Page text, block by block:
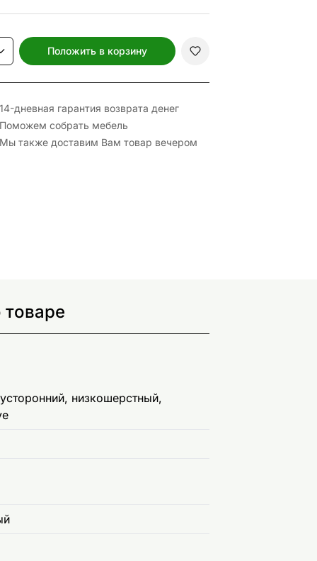
Положить в корзину
дневная гарантия возврата денег
собрать мебель
также доставим Вам товар вечером
низкошерстный,